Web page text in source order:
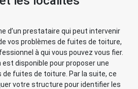
d’un prestataire qui peut intervenir
vos problèmes de fuites de toiture,
à qui vous pouvez vous fier.
est disponible pour proposer une
fuites de toiture. Par la suite, ce
votre structure pour identifier les